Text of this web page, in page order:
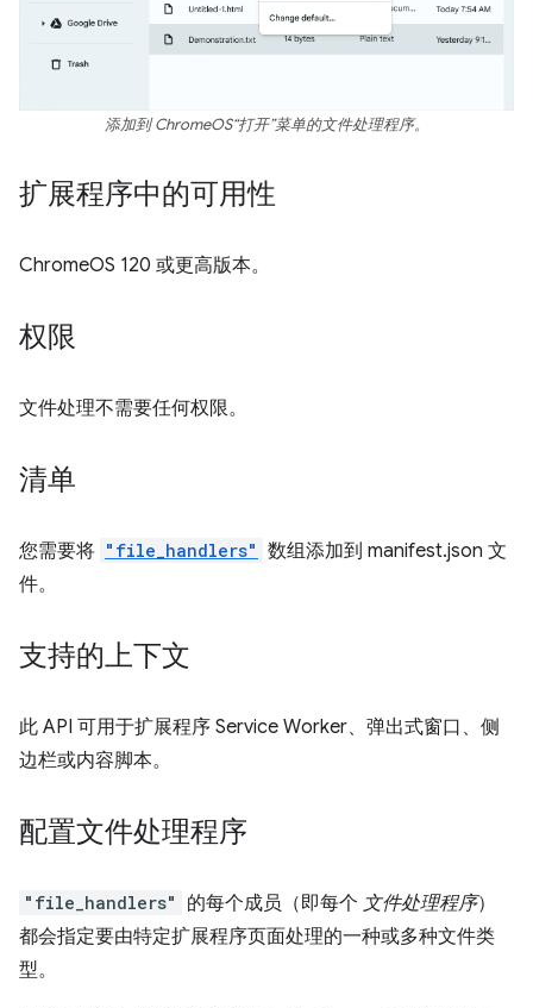
添加到 ChromeOS“打开”菜单的文件处理程序。
扩展程序中的可用性
ChromeOS 120 或更高版本。
权限
文件处理不需要任何权限。
清单
您需要将 "file_handlers" 数组添加到 manifest.json 文
件。
支持的上下文
此 API 可用于扩展程序 Service Worker、弹出式窗口、侧
边栏或内容脚本。
配置文件处理程序
"file_handlers" 的每个成员（即每个 文件处理程序）
都会指定要由特定扩展程序页面处理的一种或多种文件类
型。